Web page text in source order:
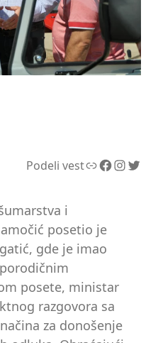
Podeli vestLink Facebook InstagramTwitter
i
posetio je
gde je imao
posete, ministar
razgovora sa
za donošenje